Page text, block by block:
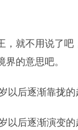
，就不用说了
的意思吧。
以后逐渐靠拢的
以后逐渐演变的